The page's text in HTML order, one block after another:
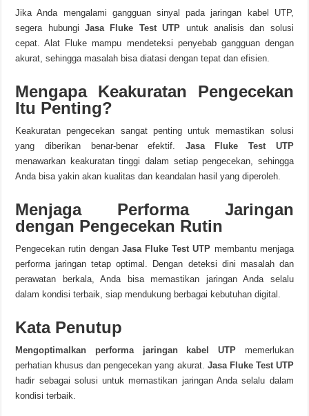
Jika Anda mengalami gangguan sinyal pada jaringan kabel UTP,
segera hubungiJasa Fluke Test UTP untuk analisis dan solusi
cepat. Alat Fluke mampu mendeteksi penyebab gangguan dengan
akurat, sehingga masalah bisa diatasi dengan tepat dan efisien.
Mengapa Keakuratan Pengecekan
Itu Penting?
Keakuratan pengecekan sangat penting untuk memastikan solusi
yang diberikan benar-benar efektif. Jasa Fluke Test UTP
menawarkan keakuratan tinggi dalam setiap pengecekan, sehingga
Anda bisa yakin akan kualitas dan keandalan hasil yang diperoleh.
Menjaga Performa Jaringan
dengan Pengecekan Rutin
Pengecekan rutin dengan Jasa Fluke Test UTP membantu menjaga
performa jaringan tetap optimal. Dengan deteksi dini masalah dan
perawatan berkala, Anda bisa memastikan jaringan Anda selalu
dalam kondisi terbaik, siap mendukung berbagai kebutuhan digital.
Kata Penutup
Mengoptimalkan performa jaringan kabel UTP memerlukan
perhatian khusus dan pengecekan yang akurat. Jasa Fluke Test UTP
hadir sebagai solusi untuk memastikan jaringan Anda selalu dalam
kondisi terbaik.